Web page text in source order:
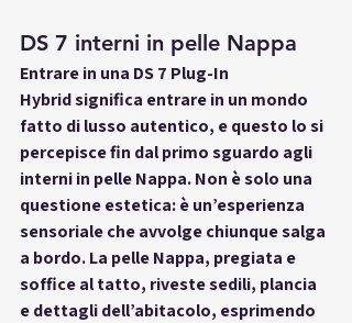
DS 7 interni in pelle Nappa
Entrare in una DS 7 Plug-In
Hybrid significa entrare in un mondo
fatto di lusso autentico, e questo lo si
percepisce fin dal primo sguardo agli
interni in pelle Nappa. Non è solo una
questione estetica: è un’esperienza
sensoriale che avvolge chiunque salga
a bordo. La pelle Nappa, pregiata e
soffice al tatto, riveste sedili, plancia
e dettagli dell’abitacolo, esprimendo